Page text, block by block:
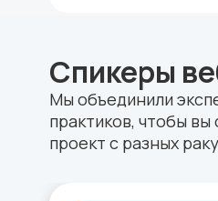
Спикеры
Мы объединили
практиков, чтобы
проект с разных